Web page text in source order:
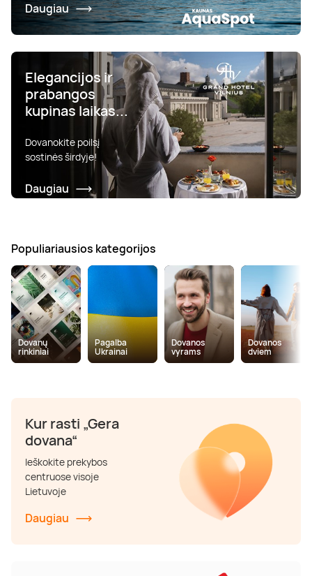
Daugiau
Elegancijos ir
prabangos
kupinas laikas...
Dovanokite poilsį
sostinės širdyje!
Daugiau
Populiariausios kategorijos
Dovanų
rinkiniai
Pagalba
Ukrainai
Dovanos
vyrams
Dovanos
dviem
Kur rasti „Gera
dovana“
Ieškokite prekybos
centruose visoje
Lietuvoje
Daugiau